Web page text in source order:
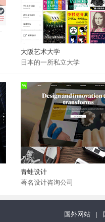
大阪艺术大学
日本的一所私立大学
青蛙设计
著名设计咨询公司
国外网站 |